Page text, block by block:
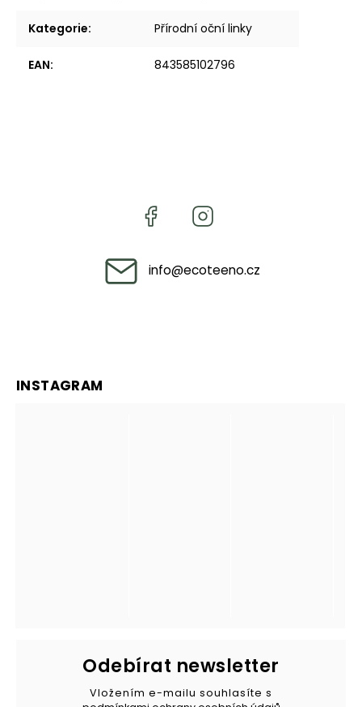
Kategorie: Přírodní oční linky
EAN: 843585102796
info@ecoteeno.cz
INSTAGRAM
Odebírat newsletter
Vložením e-mailu souhlasíte s